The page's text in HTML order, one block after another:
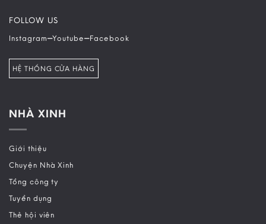
FOLLOW US
Instagram–Youtube–Facebook
HỆ THỐNG CỬA HÀNG
NHÀ XINH
Giới thiệu
Chuyện Nhà Xinh
Tổng công ty
Tuyển dụng
Thẻ hội viên